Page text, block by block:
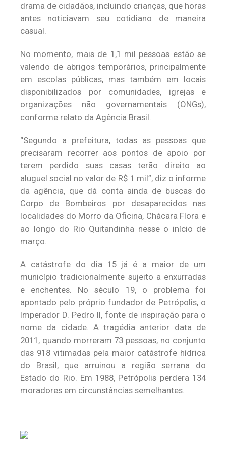
drama de cidadãos, incluindo crianças, que horas
antes noticiavam seu cotidiano de maneira
casual.
No momento, mais de 1,1 mil pessoas estão se
valendo de abrigos temporários, principalmente
em escolas públicas, mas também em locais
disponibilizados por comunidades, igrejas e
organizações não governamentais (ONGs),
conforme relato da Agência Brasil.
“Segundo a prefeitura, todas as pessoas que
precisaram recorrer aos pontos de apoio por
terem perdido suas casas terão direito ao
aluguel social no valor de R$ 1 mil”, diz o informe
da agência, que dá conta ainda de buscas do
Corpo de Bombeiros por desaparecidos nas
localidades do Morro da Oficina, Chácara Flora e
ao longo do Rio Quitandinha nesse o início de
março.
A catástrofe do dia 15 já é a maior de um
município tradicionalmente sujeito a enxurradas
e enchentes. No século 19, o problema foi
apontado pelo próprio fundador de Petrópolis, o
Imperador D. Pedro II, fonte de inspiração para o
nome da cidade. A tragédia anterior data de
2011, quando morreram 73 pessoas, no conjunto
das 918 vitimadas pela maior catástrofe hídrica
do Brasil, que arruinou a região serrana do
Estado do Rio. Em 1988, Petrópolis perdera 134
moradores em circunstâncias semelhantes.